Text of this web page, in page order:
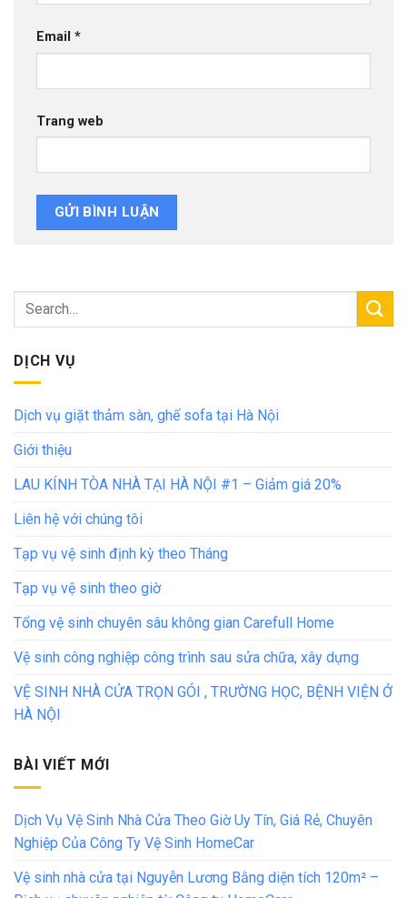
Email *
Trang web
DỊCH VỤ
Dịch vụ giặt thảm sàn, ghế sofa tại Hà Nội
Giới thiệu
LAU KÍNH TÒA NHÀ TẠI HÀ NỘI #1 – Giảm giá 20%
Liên hệ với chúng tôi
Tạp vụ vệ sinh định kỳ theo Tháng
Tạp vụ vệ sinh theo giờ
Tổng vệ sinh chuyên sâu không gian Carefull Home
Vệ sinh công nghiệp công trình sau sửa chữa, xây dựng
VỆ SINH NHÀ CỬA TRỌN GÓI , TRƯỜNG HỌC, BỆNH VIỆN Ở
HÀ NỘI
BÀI VIẾT MỚI
Dịch Vụ Vệ Sinh Nhà Cửa Theo Giờ Uy Tín, Giá Rẻ, Chuyên
Nghiệp Của Công Ty Vệ Sinh HomeCar
Vệ sinh nhà cửa tại Nguyễn Lương Bằng diện tích 120m² –